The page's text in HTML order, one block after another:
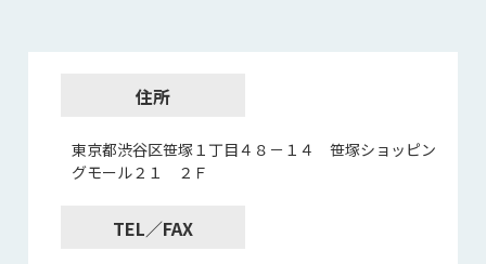
住所
東京都渋谷区笹塚１丁目４８－１４ 笹塚ショッピン
グモール２１ ２Ｆ
TEL／FAX